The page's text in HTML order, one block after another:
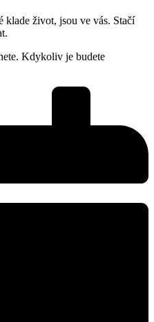
klade život, jsou ve vás. Stačí
Kdykoliv je budete